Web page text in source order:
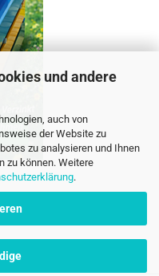
und andere
auch von
der Website zu
zu analysieren und Ihnen
zu können. Weitere
.